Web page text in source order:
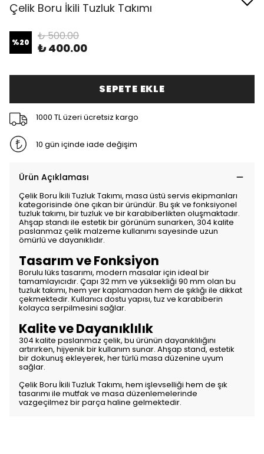
Çelik Boru İkili Tuzluk Takımı
%20 ₺ 500.00
₺ 400.00
SEPETE EKLE
1000 TL üzeri ücretsiz kargo
10 gün içinde iade değişim
Ürün Açıklaması
Çelik Boru İkili Tuzluk Takımı, masa üstü servis ekipmanları
kategorisinde öne çıkan bir üründür. Bu şık ve fonksiyonel
tuzluk takımı, bir tuzluk ve bir karabiberlikten oluşmaktadır.
Ahşap standı ile estetik bir görünüm sunarken, 304 kalite
paslanmaz çelik malzeme kullanımı sayesinde uzun
ömürlü ve dayanıklıdır.
Tasarım ve Fonksiyon
Borulu lüks tasarımı, modern masalar için ideal bir
tamamlayıcıdır. Çapı 32 mm ve yüksekliği 90 mm olan bu
tuzluk takımı, hem yer kaplamadan hem de şıklığı ile dikkat
çekmektedir. Kullanıcı dostu yapısı, tuz ve karabiberin
kolayca serpilmesini sağlar.
Kalite ve Dayanıklılık
304 kalite paslanmaz çelik, bu ürünün dayanıklılığını
artırırken, hijyenik bir kullanım sunar. Ahşap stand, estetik
bir dokunuş ekleyerek, her türlü masa düzenine uyum
sağlar.
Çelik Boru İkili Tuzluk Takımı, hem işlevselliği hem de şık
tasarımı ile mutfak ve masa düzenlemelerinde
vazgeçilmez bir parça haline gelmektedir.